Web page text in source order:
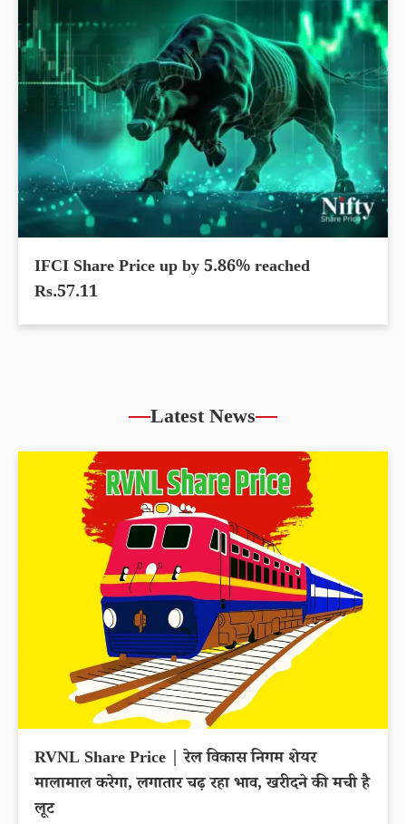
IFCI Share Price up by 5.86% reached
Rs.57.11
Latest News
RVNL Share Price | रेल विकास निगम शेयर
मालामाल करेगा, लगातार चढ़ रहा भाव, खरीदने की मची है
लूट